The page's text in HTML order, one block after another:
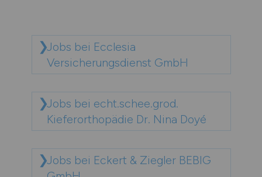
Jobs bei Ecclesia
Versicherungsdienst GmbH
Jobs bei echt.schee.grod.
Kieferorthopädie Dr. Nina Doyé
Jobs bei Eckert & Ziegler BEBIG